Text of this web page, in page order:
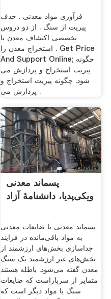
فرآوری مواد معدنی . حذف
پیریت از سنگ . از دو دروس
تخصصی اکتشاف معدن یا
استخراج معدن را . Get Price
And Support Online; چگونه
پیریت استخراج و پردازش می
شود. چگونه پیریت استخراج و
پردازش می .
پسماند معدنی
ویکی‌پدیا، دانشنامهٔ آزاد
پسماند معدنی یا ضایعات معدنی
به مواد باقی‌مانده در فرایند
جداسازی بخش‌های ارزشمند از
بخش‌های غیر ارزشمند یک سنگ
معدن گفته می‌شود. باطله هستند
متمایز از سرباراست که ضایعات
سنگ یا مواد دیگر است که